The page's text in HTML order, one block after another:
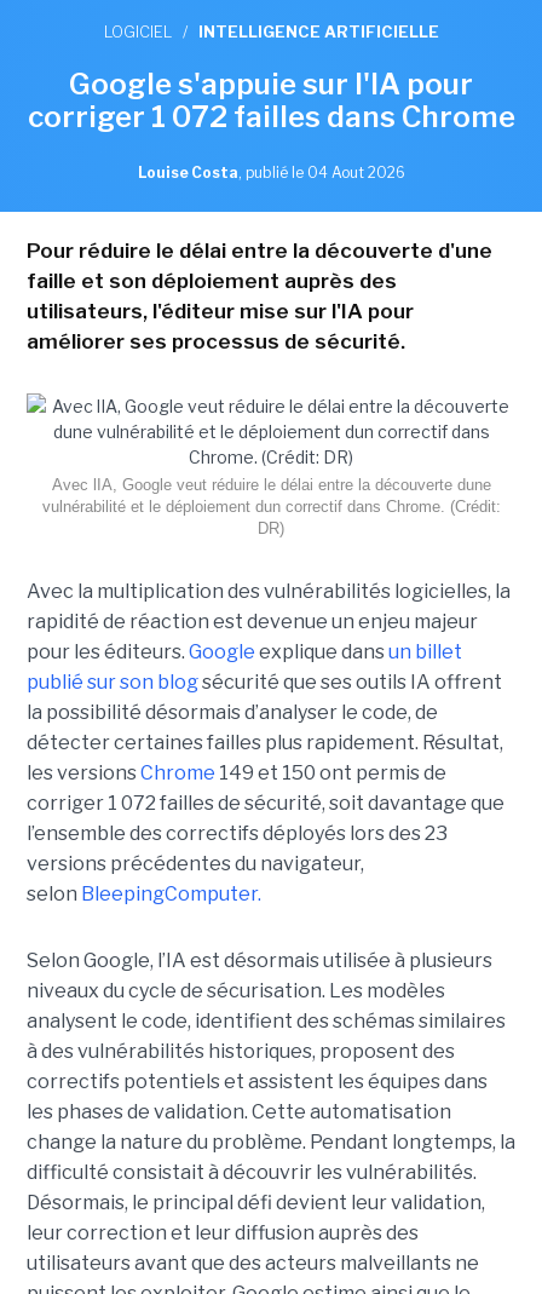
LOGICIEL / INTELLIGENCE ARTIFICIELLE
Google s'appuie sur l'IA pour
corriger 1 072 failles dans Chrome
Louise Costa, publié le 04 Aout 2026
Pour réduire le délai entre la découverte d'une
faille et son déploiement auprès des
utilisateurs, l'éditeur mise sur l'IA pour
améliorer ses processus de sécurité.
Avec lIA, Google veut réduire le délai entre la découverte dune
vulnérabilité et le déploiement dun correctif dans Chrome. (Crédit:
DR)
Avec la multiplication des vulnérabilités logicielles, la
rapidité de réaction est devenue un enjeu majeur
pour les éditeurs. Google explique dansun billet
publié sur son blogsécurité que ses outils IA offrent
la possibilité désormais d’analyser le code, de
détecter certaines failles plus rapidement. Résultat,
les versionsChrome 149 et 150 ont permis de
corriger 1 072 failles de sécurité, soit davantage que
l’ensemble des correctifs déployés lors des 23
versions précédentes du navigateur,
selon BleepingComputer.
Selon Google, l’IA est désormais utilisée à plusieurs
niveaux du cycle de sécurisation. Les modèles
analysent le code, identifient des schémas similaires
à des vulnérabilités historiques, proposent des
correctifs potentiels et assistent les équipes dans
les phases de validation. Cette automatisation
change la nature du problème. Pendant longtemps, la
difficulté consistait à découvrir les vulnérabilités.
Désormais, le principal défi devient leur validation,
leur correction et leur diffusion auprès des
utilisateurs avant que des acteurs malveillants ne